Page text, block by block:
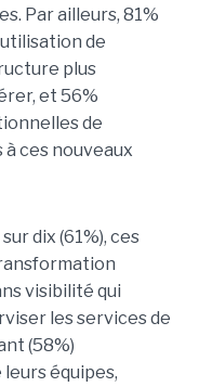
Par ailleurs, 81%
de
plus
et 56%
de
ces nouveaux
dix (61%), ces
visibilité qui
les services de
(58%)
équipes,